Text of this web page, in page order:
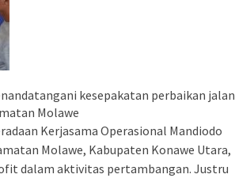
kesepakatan perbaikan jalan
Molawe
Kerjasama Operasional Mandiodo
Molawe, Kabupaten Konawe Utara,
dalam aktivitas pertambangan. Justru